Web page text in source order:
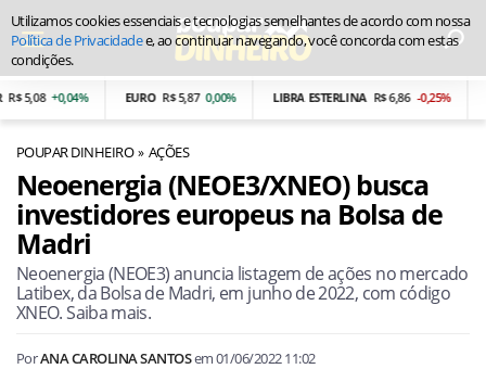
5,08 +0,04% EURO R$ 5,87 0,00% LIBRA ESTERLINA R$ 6,86 -0,25%
POUPAR DINHEIRO AÇÕES
Neoenergia (NEOE3/XNEO) busca
investidores europeus na Bolsa de
Madri
Neoenergia (NEOE3) anuncia listagem de ações no mercado
Latibex, da Bolsa de Madri, em junho de 2022, com código
XNEO. Saiba mais.
PorANA CAROLINA SANTOSem01/06/2022 11:02
Utilizamos cookies essenciais e tecnologias semelhantes de acordo com nossa
Política de Privacidadee, ao continuar navegando, você concorda com estas
condições.